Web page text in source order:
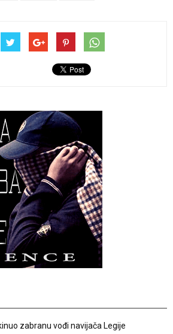
zabranu vođi navijača Legije